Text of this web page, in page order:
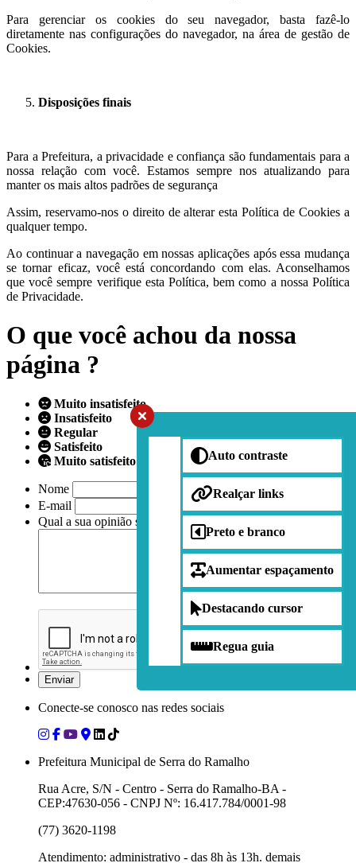
Auto contraste
Realçar links
Preto e branco
Aumentar espaçamento
Destacando cursor
Regua guia
Para gerenciar os cookies do seu navegador, basta fazê-lo
diretamente nas configurações do navegador, na área de gestão de
Cookies.
Disposições finais
Para a Prefeitura, a privacidade e confiança são fundamentais para a
nossa relação com você. Estamos sempre nos atualizando para
manter os mais altos padrões de segurança
Assim, reservamo-nos o direito de alterar esta Política de Cookies a
qualquer tempo.
Ao continuar a navegação em nossas aplicações após essa mudança
se tornar eficaz, você está concordando com elas. Aconselhamos
que você sempre verifique esta Política, bem como a nossa Política
de Privacidade.
O que você achou da nossa
página ?
Muito insatisfeito
Insatisfeito
Regular
Satisfeito
Muito satisfeito
Nome
E-mail
Qual a sua opinião sobre nossa página?
Conecte-se conosco nas redes sociais
Prefeitura Municipal de Serra do Ramalho
Rua Acre, S/N - Centro - Serra do Ramalho-BA -
CEP:47630-056 - CNPJ Nº: 16.417.784/0001-98
(77) 3620-1198
Atendimento: administrativo - das 8h às 13h. demais